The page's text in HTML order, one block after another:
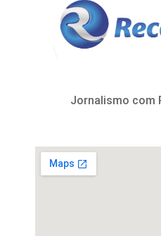
Jornalismo com